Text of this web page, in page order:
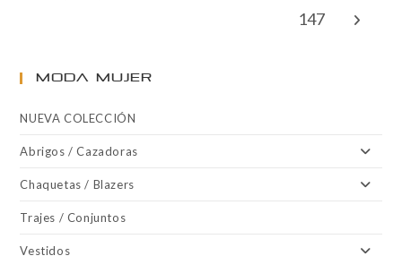
147
MODA MUJER
NUEVA COLECCIÓN
Abrigos / Cazadoras
Chaquetas / Blazers
Trajes / Conjuntos
Vestidos